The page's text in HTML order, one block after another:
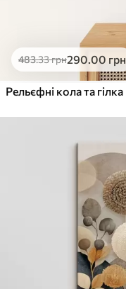
483.33грн290.00 грн